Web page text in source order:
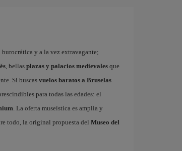
y a la vez extravagante;
, bellas plazas y palacios medievalesque
Si buscas vuelos baratos a Bruselas
para todas las edades: el
. La oferta museística es amplia y
todo, la original propuesta del Museo del